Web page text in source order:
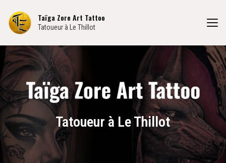
contenu
principal
Taïga Zore Art Tattoo
Tatoueur à Le Thillot
Tatoueur à Le Thillot